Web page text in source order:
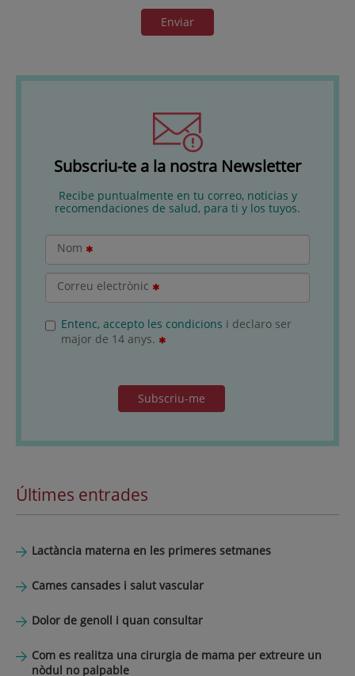
Enviar
Subscriu-te a la nostra Newsletter
Recibe puntualmente en tu correo, noticias y
recomendaciones de salud, para ti y los tuyos.
Nom
Correu electrònic
Entenc, accepto les condicions i declaro ser
major de 14 anys.
Subscriu-me
Últimes entrades
Lactància materna en les primeres setmanes
Cames cansades i salut vascular
Dolor de genoll i quan consultar
Com es realitza una cirurgia de mama per extreure un
nòdul no palpable